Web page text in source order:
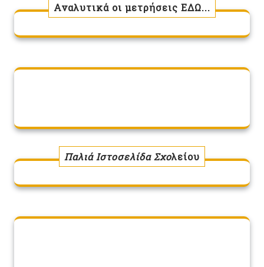
Αναλυτικά οι μετρήσεις ΕΔΩ...
Παλιά Ιστοσελίδα Σχολείου